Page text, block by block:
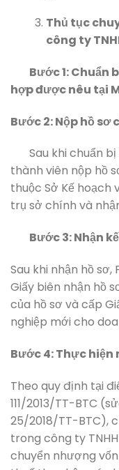
Thủ tục
công ty
Bước 1: Chuẩn
hợp được nêu tại
Bước 2: Nộp hồ
Sau khi chuẩn
thành viên nộp hồ
thuộc Sở Kế hoạch
trụ sở chính và
Bước 3: Nhận
Sau khi nhận hồ
Giấy biên nhận hồ
của hồ sơ và cấp
nghiệp mới cho
Bước 4: Thực
Theo quy định tại
111/2013/TT-BTC
25/2018/TT-BTC),
trong công ty
chuyển nhượng